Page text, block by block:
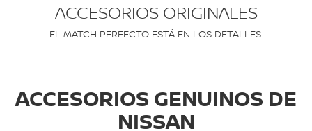
ACCESORIOS ORIGINALES
EL MATCH PERFECTO ESTÁ EN LOS DETALLES.
ACCESORIOS GENUINOS DE
NISSAN